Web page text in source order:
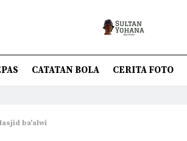
CATATAN BOLA CERITA FOTO
ba'alwi